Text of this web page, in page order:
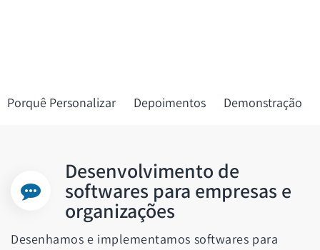
Porquê Personalizar Depoimentos Demonstração
Desenvolvimento de
softwares para empresas e
organizações
Desenhamos e implementamos softwares para